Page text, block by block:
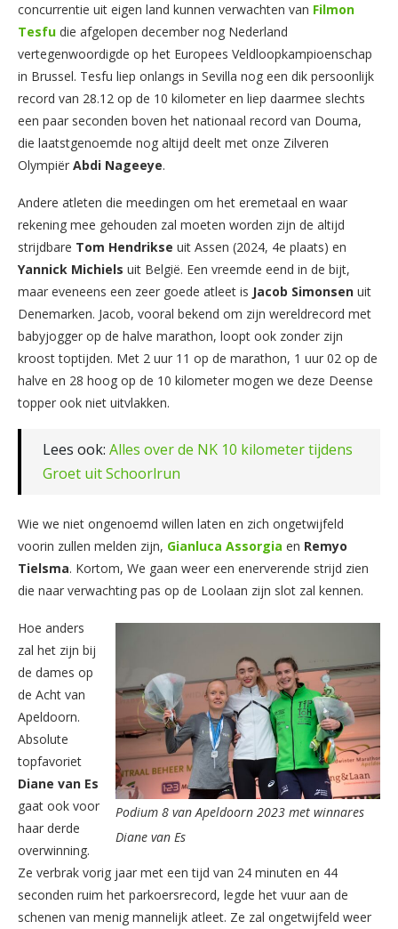
concurrentie uit eigen land kunnen verwachten van Filmon
Tesfu die afgelopen december nog Nederland
vertegenwoordigde op het Europees Veldloopkampioenschap
in Brussel. Tesfu liep onlangs in Sevilla nog een dik persoonlijk
record van 28.12 op de 10 kilometer en liep daarmee slechts
een paar seconden boven het nationaal record van Douma,
die laatstgenoemde nog altijd deelt met onze Zilveren
Olympiër Abdi Nageeye.
Andere atleten die meedingen om het eremetaal en waar
rekening mee gehouden zal moeten worden zijn de altijd
strijdbare Tom Hendrikse uit Assen (2024, 4e plaats) en
Yannick Michiels uit België. Een vreemde eend in de bijt,
maar eveneens een zeer goede atleet is Jacob Simonsen uit
Denemarken. Jacob, vooral bekend om zijn wereldrecord met
babyjogger op de halve marathon, loopt ook zonder zijn
kroost toptijden. Met 2 uur 11 op de marathon, 1 uur 02 op de
halve en 28 hoog op de 10 kilometer mogen we deze Deense
topper ook niet uitvlakken.
Lees ook: Alles over de NK 10 kilometer tijdens
Groet uit Schoorlrun
Wie we niet ongenoemd willen laten en zich ongetwijfeld
voorin zullen melden zijn, Gianluca Assorgia en Remyo
Tielsma. Kortom, We gaan weer een enerverende strijd zien
die naar verwachting pas op de Loolaan zijn slot zal kennen.
Podium 8 van Apeldoorn 2023 met winnares
Diane van Es
Hoe anders
zal het zijn bij
de dames op
de Acht van
Apeldoorn.
Absolute
topfavoriet
Diane van Es
gaat ook voor
haar derde
overwinning.
Ze verbrak vorig jaar met een tijd van 24 minuten en 44
seconden ruim het parkoersrecord, legde het vuur aan de
schenen van menig mannelijk atleet. Ze zal ongetwijfeld weer